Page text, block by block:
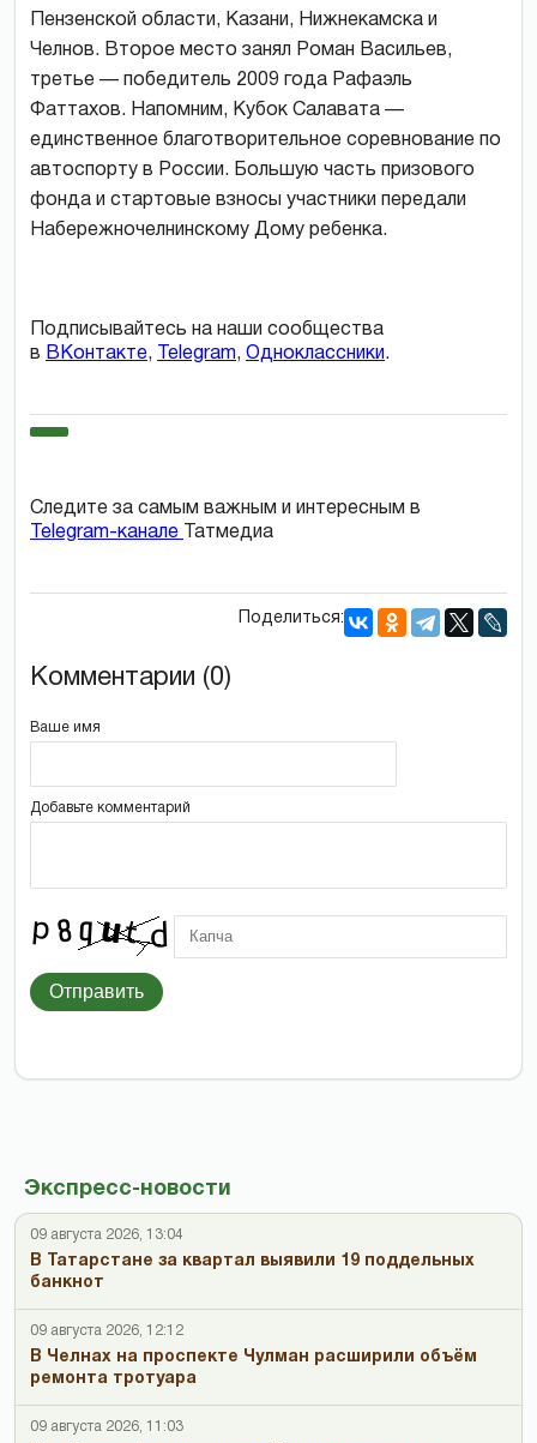
Экспресс-новости
09 августа 2026, 13:04
В Татарстане за квартал выявили 19 поддельных
банкнот
09 августа 2026, 12:12
В Челнах на проспекте Чулман расширили объём
ремонта тротуара
09 августа 2026, 11:03
Пензенской области, Казани, Нижнекамска и
Челнов. Второе место занял Роман Васильев,
третье — победитель 2009 года Рафаэль
Фаттахов. Напомним, Кубок Салавата —
единственное благотворительное соревнование по
автоспорту в России. Большую часть призового
фонда и стартовые взносы участники передали
Набережночелнинскому Дому ребенка.
Подписывайтесь на наши сообщества
в ВКонтакте, Telegram, Одноклассники.
Следите за самым важным и интересным в
Telegram-канале
Татмедиа
Поделиться:
Комментарии (0)
Ваше имя
Добавьте комментарий
Отправить